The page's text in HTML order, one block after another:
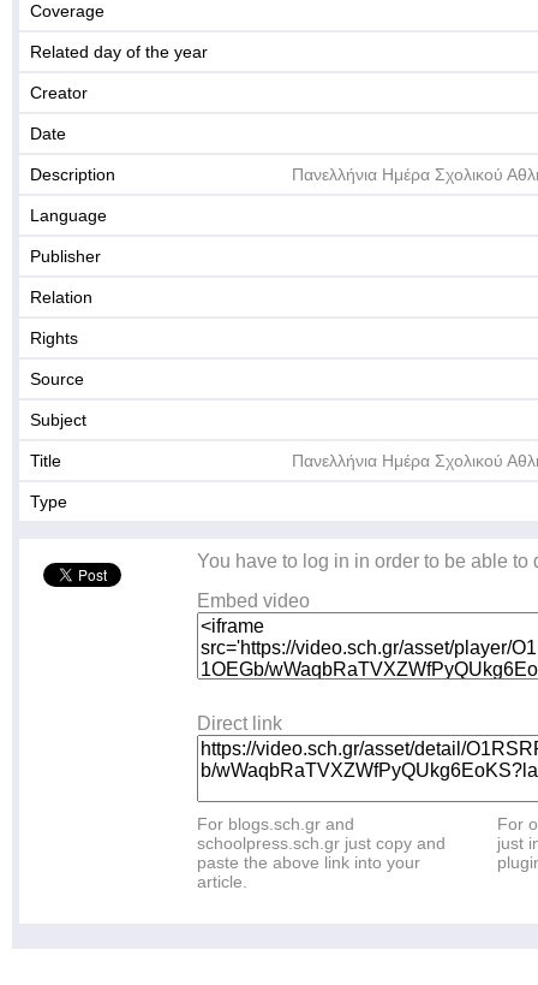
Coverage
Related day of the year
Creator
Date
Description Πανελλήνια Ημέρα Σχολικού
Language
Publisher
Relation
Rights
Source
Subject
Title Πανελλήνια Ημέρα Σχολικού
Type
You have to log in in order to be able to
Embed video
Direct link
For blogs.sch.gr and
schoolpress.sch.gr just copy and
paste the above link into your
article.
For
just